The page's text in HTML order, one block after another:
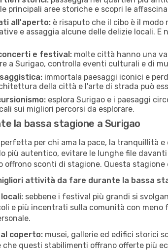
principali aree storiche e scopri le
all'aperto: è risaputo che il cibo è il
e assaggia alcune delle delizie locali.
e festival: molte città hanno una
a Surigao, controlla eventi culturali e di
immortala paesaggi iconici e
della città e l'arte di strada può
esplora Surigao e i paesaggi
sui migliori percorsi da esplorare.
la bassa stagione a Surigao
per chi ama la pace, la tranquillità
più autentico, evitare le lunghe file
offrono sconti di stagione. Questa
attività da fare durante la bassa
sebbene i festival più grandi si
e più incentrati sulla comunità con
coperto: musei, gallerie ed edifici storici
che questi stabilimenti offrano offerte più